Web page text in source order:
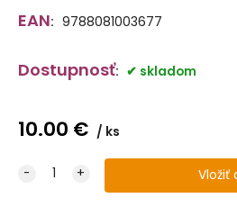
EAN: 9788081003677
Dostupnosť: skladom
10.00 € ks